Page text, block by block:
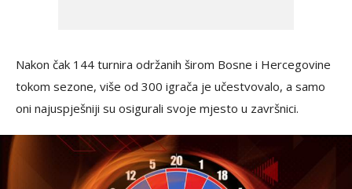
Nakon čak 144 turnira održanih širom Bosne i Hercegovine
tokom sezone, više od 300 igrača je učestvovalo, a samo
oni najuspješniji su osigurali svoje mjesto u završnici.